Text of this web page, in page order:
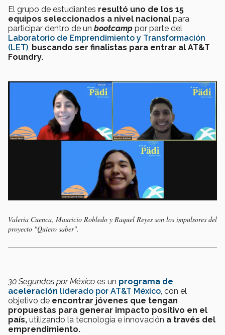
El grupo de estudiantes resultó uno de los 15
equipos seleccionados a nivel nacional para
participar dentro de un bootcamp por parte del
Laboratorio de Emprendimiento y Transformación
(LET) buscando ser finalistas para entrar al AT&T
Foundry.
Valeria Cuenca, Mauricio Robledo y Raquel Reyes son los impulsores del
proyecto "Quiero saber".
30 Segundos por México es un programa de
aceleración liderado por AT&T México, con el
objetivo de encontrar jóvenes que tengan
propuestas para generar impacto positivo en el
país, utilizando la tecnología e innovación a través del
emprendimiento.